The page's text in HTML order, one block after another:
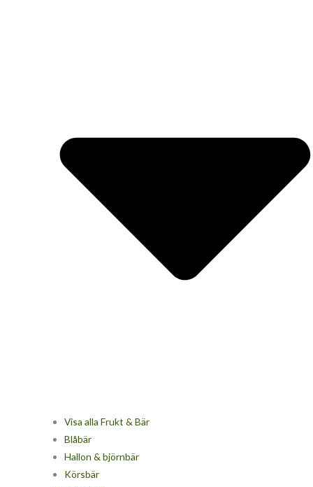
Visa alla Frukt & Bär
Blåbär
Hallon & björnbär
Körsbär